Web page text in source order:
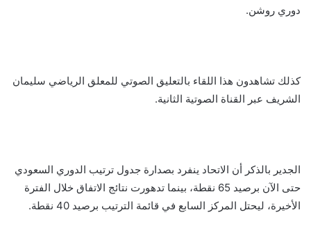
دوري روشن.
كذلك تشاهدون هذا اللقاء بالتعليق الصوتي للمعلق الرياضي سليمان
الشريف عبر القناة الصوتية الثانية.
الجدير بالذكر أن الاتحاد ينفرد بصدارة جدول ترتيب الدوري السعودي
حتى الآن برصيد 65 نقطة، بينما تدهورت نتائج الاتفاق خلال الفترة
الأخيرة، ليحتل المركز السابع في قائمة الترتيب برصيد 40 نقطة.